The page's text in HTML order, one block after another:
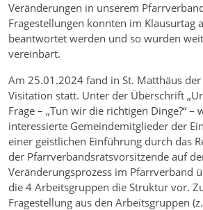
Veränderungen in unserem
Fragestellungen konnten im Klausurtag
beantwortet werden und so wurden
vereinbart.
Am 25.01.2024 fand in St. Matthäus
Visitation statt. Unter der Überschrift
Frage – „Tun wir die richtigen Dinge?“ –
interessierte Gemeindemitglieder der
einer geistlichen Einführung durch das
der Pfarrverbandsratsvorsitzende auf
Veränderungsprozess im Pfarrverband
die 4 Arbeitsgruppen die Struktur vor.
Fragestellung aus den Arbeitsgruppen